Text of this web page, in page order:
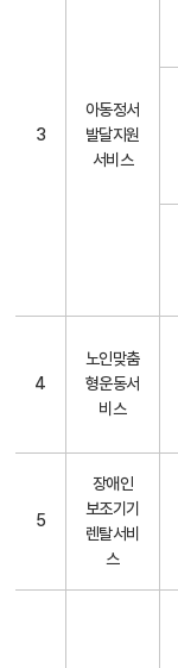
3
아동정서
발달지원
서비스
4
노인맞춤
형운동서
비스
5
장애인
보조기기
렌탈서비
스